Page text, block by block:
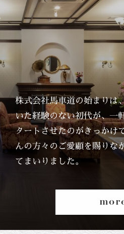
株式会社馬車道の始まりは
いた経験のない初代が、一
タートさせたのがきっかけ
んの方々のご愛顧を賜りな
てまいりました。